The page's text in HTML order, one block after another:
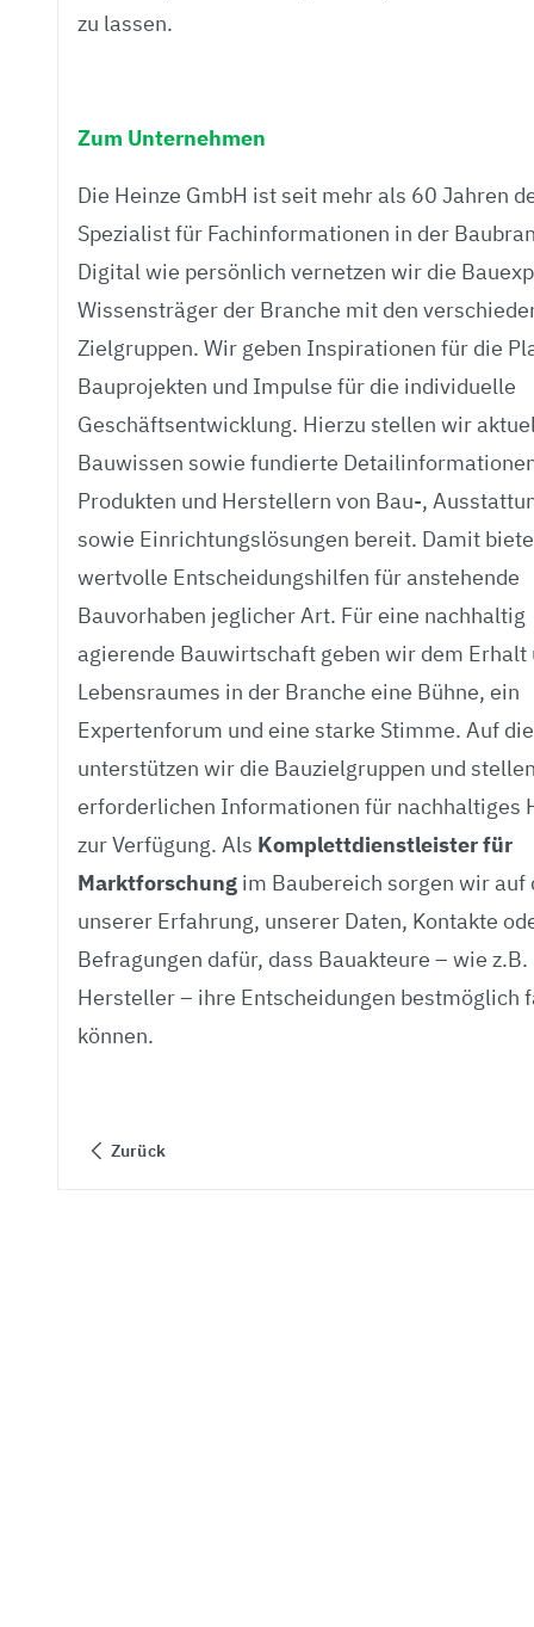
zu lassen.
Zum Unternehmen
Die Heinze GmbH ist seit mehr als 60 Jahren
Spezialist für Fachinformationen in der
Digital wie persönlich vernetzen wir die
Wissensträger der Branche mit den
Zielgruppen. Wir geben Inspirationen für die
Bauprojekten und Impulse für die individuelle
Geschäftsentwicklung. Hierzu stellen wir
Bauwissen sowie fundierte
Produkten und Herstellern von Bau-,
sowie Einrichtungslösungen bereit. Damit
wertvolle Entscheidungshilfen für anstehende
Bauvorhaben jeglicher Art. Für eine nachhaltig
agierende Bauwirtschaft geben wir dem Erhalt
Lebensraumes in der Branche eine Bühne, ein
Expertenforum und eine starke Stimme. Auf
unterstützen wir die Bauzielgruppen und
erforderlichen Informationen für nachhaltiges
zur Verfügung. Als Komplettdienstleister für
Marktforschung im Baubereich sorgen wir auf
unserer Erfahrung, unserer Daten, Kontakte
Befragungen dafür, dass Bauakteure – wie z.B.
Hersteller – ihre Entscheidungen bestmöglich
können.
Zurück